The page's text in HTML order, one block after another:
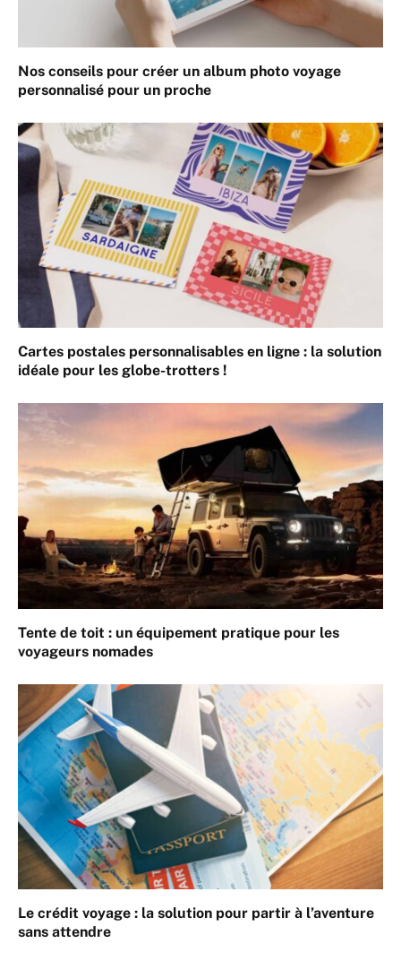
Nos conseils pour créer un album photo voyage
personnalisé pour un proche
Cartes postales personnalisables en ligne : la solution
idéale pour les globe-trotters !
Tente de toit : un équipement pratique pour les
voyageurs nomades
Le crédit voyage : la solution pour partir à l’aventure
sans attendre